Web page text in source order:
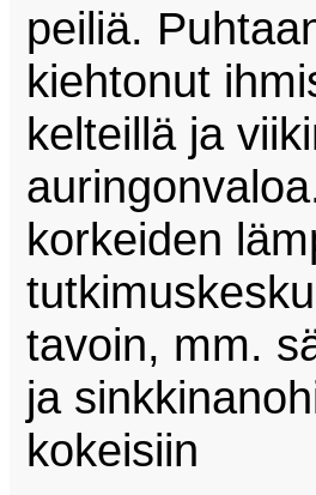
peiliä.
kiehtonut
kelteillä ja
korkeiden
tavoin, mm.
ja
kokeisiin